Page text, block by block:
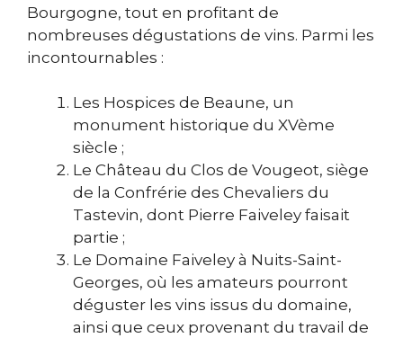
Bourgogne, tout en profitant de
nombreuses dégustations de vins. Parmi les
incontournables :
Les Hospices de Beaune, un
monument historique du XVème
siècle ;
Le Château du Clos de Vougeot, siège
de la Confrérie des Chevaliers du
Tastevin, dont Pierre Faiveley faisait
partie ;
Le Domaine Faiveley à Nuits-Saint-
Georges, où les amateurs pourront
déguster les vins issus du domaine,
ainsi que ceux provenant du travail de